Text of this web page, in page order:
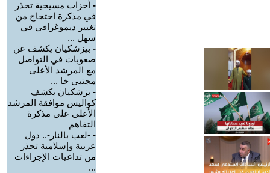
- أحزاب مسيحية تحذر
في مذكرة احتجاج من
تغيير ديموغرافي في
سهل ...
- بيزشكيان يكشف عن
صعوبات في التواصل
مع المرشد الأعلى
مجتبى خا ...
- بزشكيان يكشف
كواليس موافقة المرشد
الأعلى على مذكرة
التفاهم
- -لعب بالنار-.. دول
عربية وإسلامية تحذر
من تداعيات الإجراءات
...